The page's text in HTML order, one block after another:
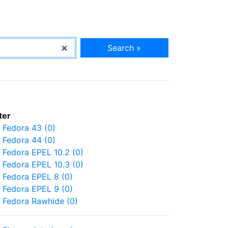
Search »
Fedora 43 (0)
Fedora 44 (0)
Fedora EPEL 10.2 (0)
Fedora EPEL 10.3 (0)
Fedora EPEL 8 (0)
Fedora EPEL 9 (0)
Fedora Rawhide (0)